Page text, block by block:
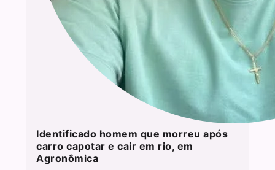
Identificado homem que morreu após
carro capotar e cair em rio, em
Agronômica